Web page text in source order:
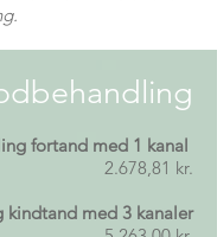
fortand med 1 kanal
2.678,81 kr.
kindtand med 3 kanaler